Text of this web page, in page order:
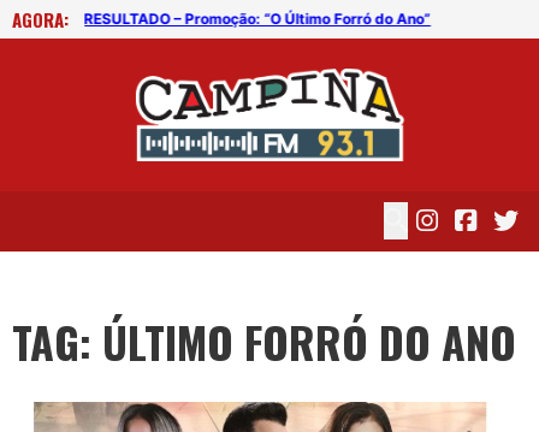
AGORA:
Batista Lima visita os estúdios da Campina Fm e fala da carreira e do show do domingo (23) RESULTADO – Promoção: “O Último Forró do Ano”
TAG: ÚLTIMO FORRÓ DO ANO